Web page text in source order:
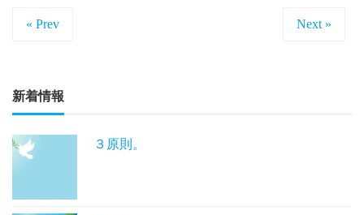
« Prev Next »
新着情報
３原則。